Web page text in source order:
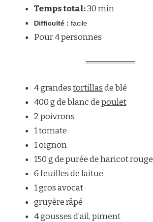
Temps total:30 min
Difficulté : facile
Pour 4 personnes
4 grandestortillasde blé
400 g de blanc depoulet
2 poivrons
1 tomate
1 oignon
150 g de purée de haricot rouge
6 feuilles de laitue
1 gros avocat
gruyère râpé
4 gousses d’ail, piment